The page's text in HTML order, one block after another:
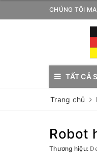
CHÚNG TÔI
TẤT CẢ
Trang chủ
Robot
Thương hiệu: